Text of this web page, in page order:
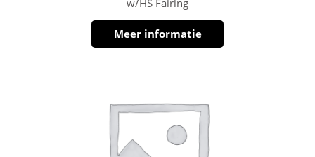
w/HS Fairing
Meer informatie